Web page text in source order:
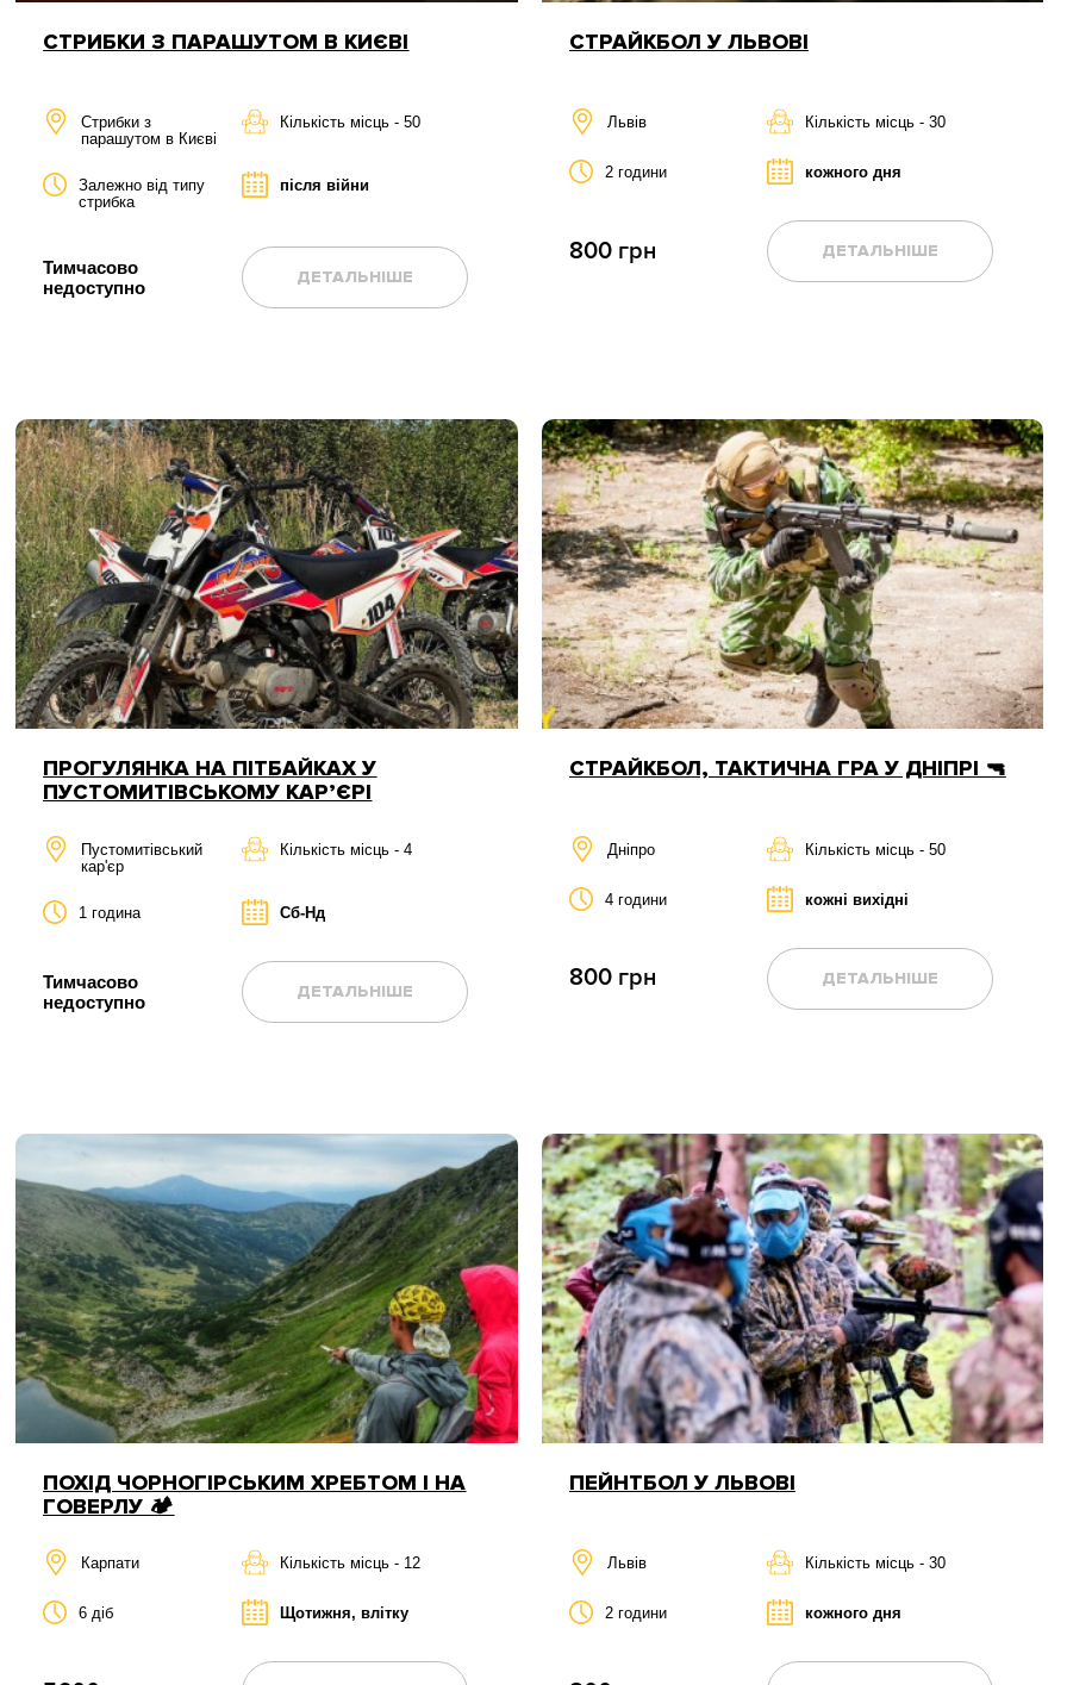
СТРИБКИ З ПАРАШУТОМ В КИЄВІ
Стрибки з
парашутом в Києві
Кількість місць - 50
Залежно від типу
стрибка
після війни
Тимчасово
недоступно
ДЕТАЛЬНІШЕ
СТРАЙКБОЛ У ЛЬВОВІ
Львів Кількість місць - 30
2 години кожного дня
800 грн ДЕТАЛЬНІШЕ
ПРОГУЛЯНКА НА ПІТБАЙКАХ У
ПУСТОМИТІВСЬКОМУ КАР’ЄРІ
Пустомитівський
кар'єр
Кількість місць - 4
1 година Сб-Нд
Тимчасово
недоступно
ДЕТАЛЬНІШЕ
СТРАЙКБОЛ, ТАКТИЧНА ГРА У ДНІПРІ 🔫
Дніпро Кількість місць - 50
4 години кожні вихідні
800 грн ДЕТАЛЬНІШЕ
ПОХІД ЧОРНОГІРСЬКИМ ХРЕБТОМ І НА
ГОВЕРЛУ 🏕
Карпати Кількість місць - 12
6 діб Щотижня, влітку
ПЕЙНТБОЛ У ЛЬВОВІ
Львів Кількість місць - 30
2 години кожного дня